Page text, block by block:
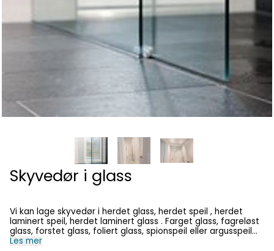
Skyvedør i glass
Vi kan lage skyvedør i herdet glass, herdet speil , herdet
laminert speil, herdet laminert glass . Farget glass, fagreløst
glass, forstet glass, foliert glass, spionspeil eller argusspeil
som kombinasjo. Du kan få dette i New-York style, eller som
Les mer